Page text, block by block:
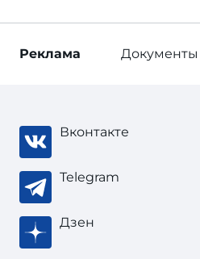
Реклама Документы
Вконтакте
Telegram
Дзен